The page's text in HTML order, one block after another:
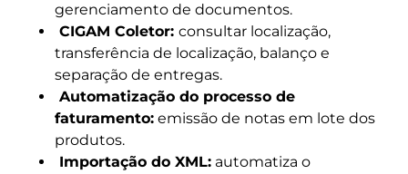
gerenciamento de documentos.
CIGAM Coletor: consultar localização,
transferência de localização, balanço e
separação de entregas.
Automatização do processo de
faturamento: emissão de notas em lote dos
produtos.
Importação do XML: automatiza o